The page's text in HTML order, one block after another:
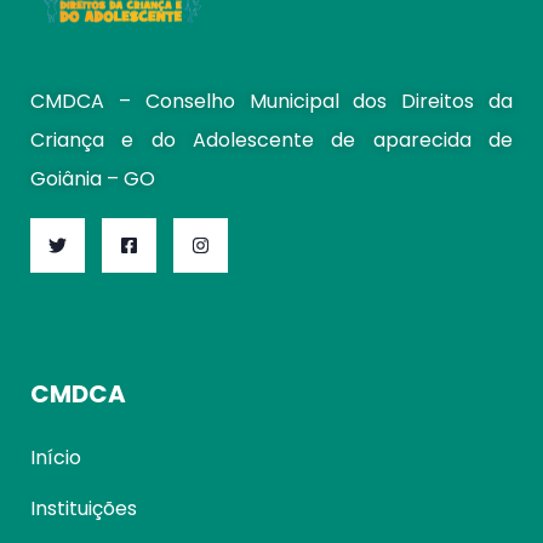
CMDCA – Conselho Municipal dos Direitos da
Criança e do Adolescente de aparecida de
Goiânia – GO
CMDCA
Início
Instituições